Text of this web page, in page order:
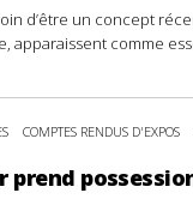
d’être un concept
apparaissent comme
COMPTES RENDUS D'EXPOS
prend